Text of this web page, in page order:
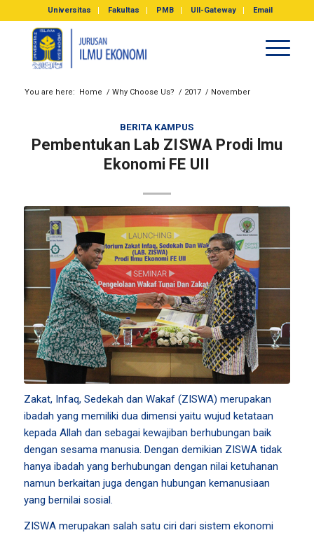
Universitas Fakultas PMB UII-Gateway Email
You are here: Home / Why Choose Us? / 2017 / November
BERITA KAMPUS
Pembentukan Lab ZISWA Prodi lmu
Ekonomi FE UII
Zakat, Infaq, Sedekah dan Wakaf (ZISWA) merupakan
ibadah yang memiliki dua dimensi yaitu wujud ketataan
kepada Allah dan sebagai kewajiban berhubungan baik
dengan sesama manusia. Dengan demikian ZISWA tidak
hanya ibadah yang berhubungan dengan nilai ketuhanan
namun berkaitan juga dengan hubungan kemanusiaan
yang bernilai sosial.
ZISWA merupakan salah satu ciri dari sistem ekonomi